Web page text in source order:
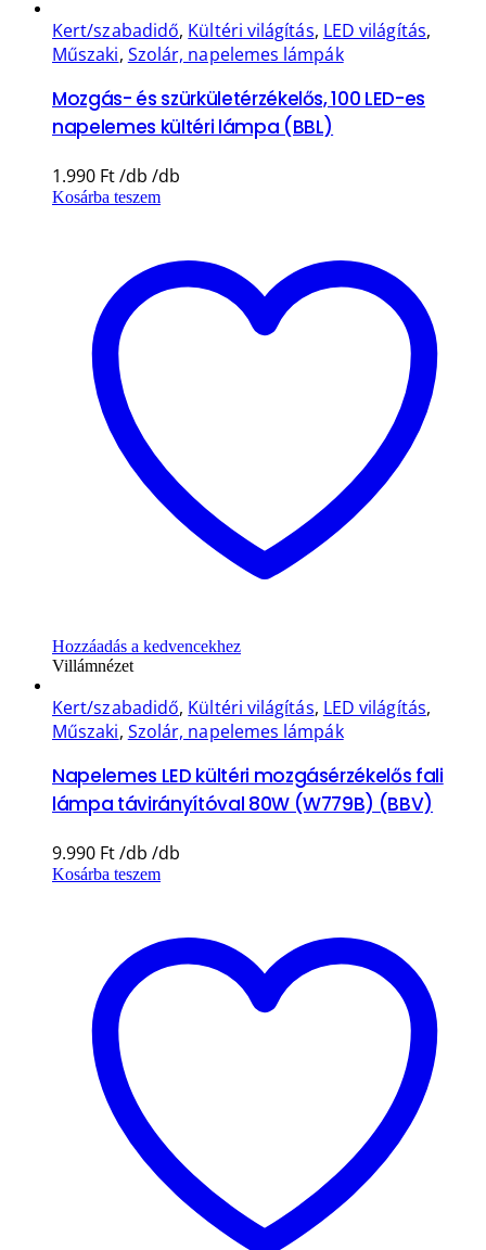
Kert/szabadidő, Kültéri világítás, LED világítás,
Műszaki, Szolár, napelemes lámpák
Mozgás- és szürkületérzékelős, 100 LED-es
napelemes kültéri lámpa (BBL)
1.990 Ft
Kosárba teszem
Hozzáadás a kedvencekhez
Villámnézet
Kert/szabadidő, Kültéri világítás, LED világítás,
Műszaki, Szolár, napelemes lámpák
Napelemes LED kültéri mozgásérzékelős fali
lámpa távirányítóval 80W (W779B) (BBV)
9.990 Ft
Kosárba teszem